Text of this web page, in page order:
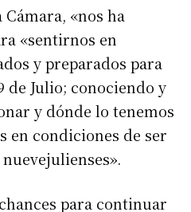
«nos ha
«sentirnos en
y preparados para
de Julio; conociendo y
y dónde lo tenemos
en condiciones de ser
para continuar